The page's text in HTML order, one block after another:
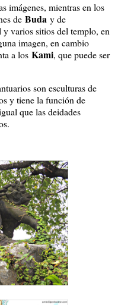
imágenes, mientras en los
de Buda y de
varios sitios del templo, en
imagen, en cambio
a los Kami, que puede ser
son esculturas de
y tiene la función de
que las deidades